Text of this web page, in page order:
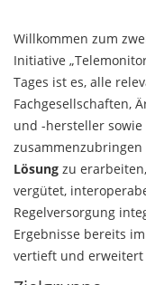
Willkommen zum
Initiative
Tages ist es, alle
Fachgesellschaften,
und -hersteller
zusammenzubringen
Lösung zu
vergütet,
Regelversorgung
Ergebnisse bereits
vertieft und erweitert